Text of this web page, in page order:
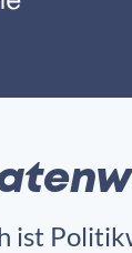
ist